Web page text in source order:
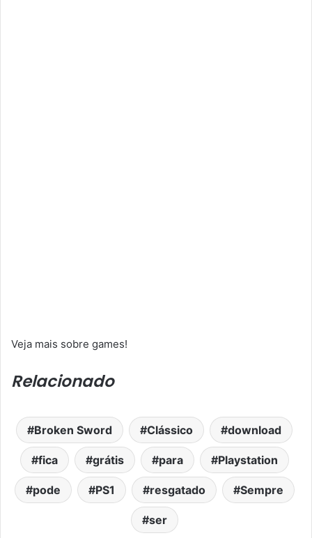
Veja mais sobre games!
Relacionado
Broken Sword Clássico download
fica grátis para Playstation
pode PS1 resgatado Sempre
ser